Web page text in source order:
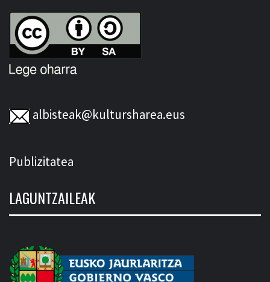
albisteak@kultursharea.eus
Publizitatea
LAGUNTZAILEAK